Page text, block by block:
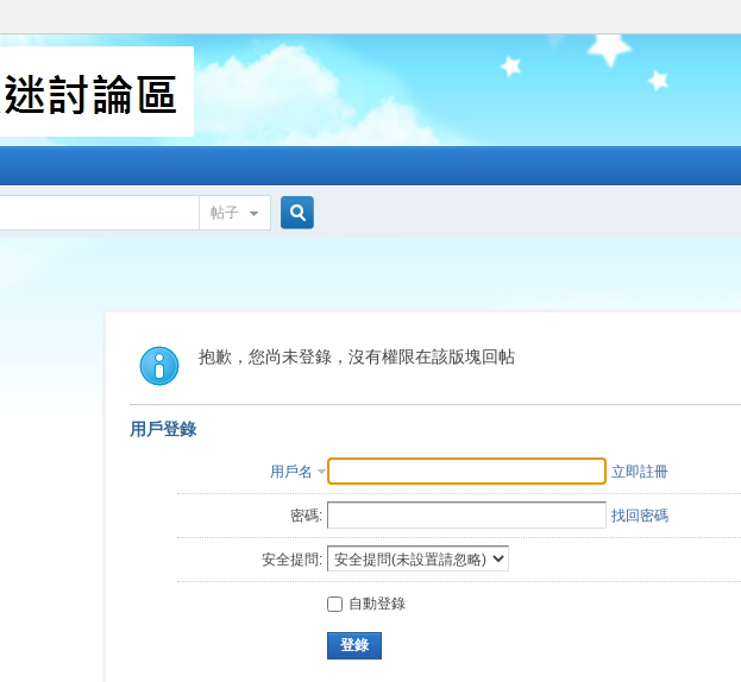
帖子
索
抱歉，您尚未登錄，沒有權限在該版塊回帖
用戶登錄
用戶名 立即註冊
密碼: 找回密碼
安全提問:
自動登錄
登錄